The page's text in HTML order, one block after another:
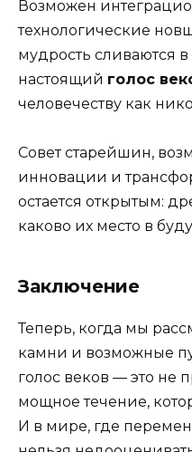
Возможен
технологические
мудрость сливаются
настоящий голос
человечеству как
Совет старейшин,
инновации и
остается открытым:
каково их место в
Заключение
Теперь, когда мы
камни и возможные
голос веков — это не
мощное течение,
И в мире, где